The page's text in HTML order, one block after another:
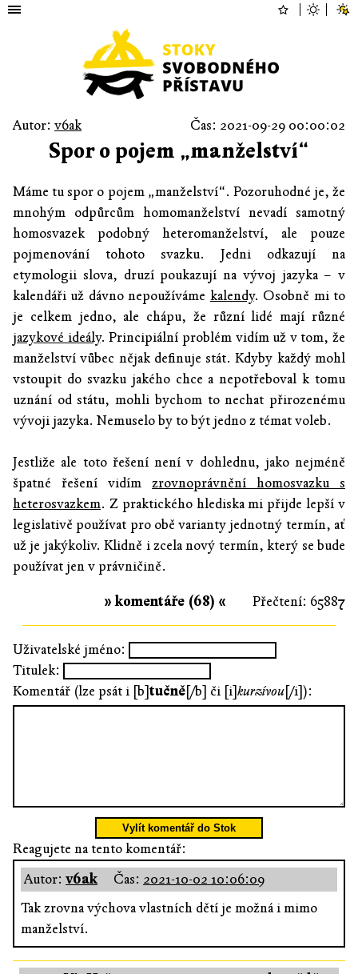
Autor: v6ak Čas: 2021-09-29 00:00:02
Spor o pojem „manželství“
Máme tu spor o pojem „manželství“. Pozoruhodné je, že
mnohým odpůrcům homomanželství nevadí samotný
homosvazek podobný heteromanželství, ale pouze
pojmenování tohoto svazku. Jedni odkazují na
etymologii slova, druzí poukazují na vývoj jazyka – v
kalendáři už dávno nepoužíváme kalendy. Osobně mi to
je celkem jedno, ale chápu, že různí lidé mají různé
jazykové ideály. Principiální problém vidím už v tom, že
manželství vůbec nějak definuje stát. Kdyby každý mohl
vstoupit do svazku jakého chce a nepotřeboval k tomu
uznání od státu, mohli bychom to nechat přirozenému
vývoji jazyka. Nemuselo by to být jedno z témat voleb.
Jestliže ale toto řešení není v dohlednu, jako nejméně
špatné řešení vidím zrovnoprávnění homosvazku s
heterosvazkem. Z praktického hlediska mi přijde lepší v
legislativě používat pro obě varianty jednotný termín, ať
už je jakýkoliv. Klidně i zcela nový termín, který se bude
používat jen v právničině.
Přečtení: 65887
» komentáře (68) «
Uživatelské jméno:
Titulek:
Komentář (lze psát i [b]tučně[/b] či [i]kurzívou[/i]):
Vylít komentář do Stok
Reagujete na tento komentář:
Autor: v6ak Čas: 2021-10-02 10:06:09
Tak zrovna výchova vlastních dětí je možná i mimo
manželství.